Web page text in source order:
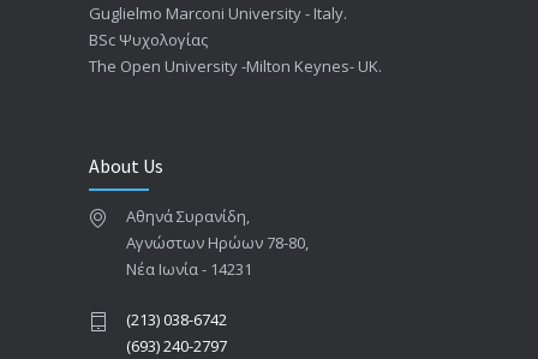
Guglielmo Marconi University - Italy.
BSc Ψυχολογίας
The Open University -Milton Keynes- UK.
About Us
Αθηνά Συρανίδη,
Αγνώστων Ηρώων 78-80,
Νέα Ιωνία - 14231
(213) 038-6742
(693) 240-2797